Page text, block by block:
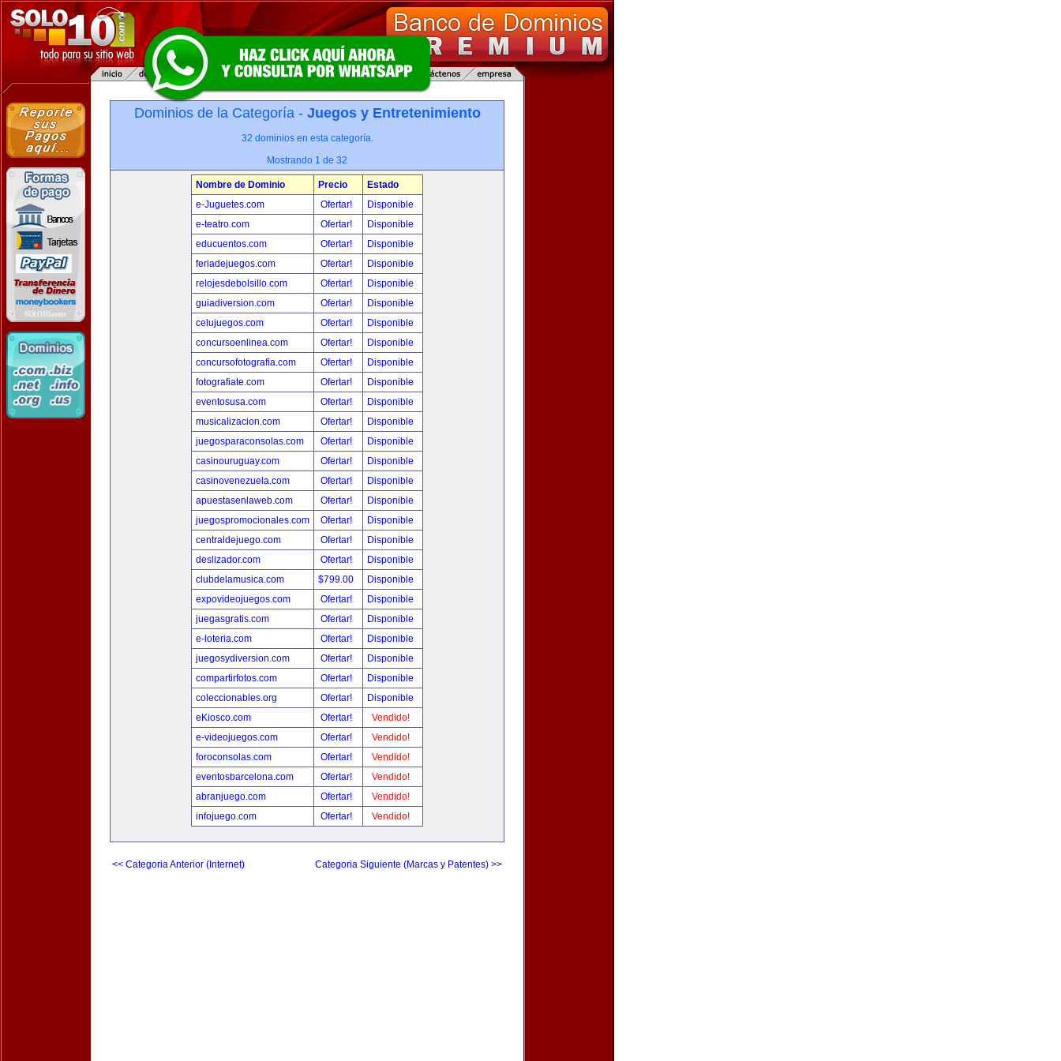
Dominios de la Categoría - Juegos y Entretenimiento
32 dominios en esta categoría.
Mostrando 1 de 32
Nombre de Dominio Precio
Estado
e-Juguetes.com
Ofertar!
Disponible
e-teatro.com
Ofertar!
Disponible
educuentos.com
Ofertar!
Disponible
feriadejuegos.com
Ofertar!
Disponible
relojesdebolsillo.com
Ofertar!
Disponible
guiadiversion.com
Ofertar!
Disponible
celujuegos.com
Ofertar!
Disponible
concursoenlinea.com
Ofertar!
Disponible
concursofotografia.com
Ofertar!
Disponible
fotografiate.com
Ofertar!
Disponible
eventosusa.com
Ofertar!
Disponible
musicalizacion.com
Ofertar!
Disponible
juegosparaconsolas.com
Ofertar!
Disponible
casinouruguay.com
Ofertar!
Disponible
casinovenezuela.com
Ofertar!
Disponible
apuestasenlaweb.com
Ofertar!
Disponible
juegospromocionales.com
Ofertar!
Disponible
centraldejuego.com
Ofertar!
Disponible
deslizador.com
Ofertar!
Disponible
clubdelamusica.com
$799.00
Disponible
expovideojuegos.com
Ofertar!
Disponible
juegasgratis.com
Ofertar!
Disponible
e-loteria.com
Ofertar!
Disponible
juegosydiversion.com
Ofertar!
Disponible
compartirfotos.com
Ofertar!
Disponible
coleccionables.org
Ofertar!
Disponible
eKiosco.com
Ofertar!
Vendido!
e-videojuegos.com
Ofertar!
Vendido!
foroconsolas.com
Ofertar!
Vendido!
eventosbarcelona.com
Ofertar!
Vendido!
abranjuego.com
Ofertar!
Vendido!
infojuego.com
Ofertar! Vendido!
<< Categoria Anterior (Internet) Categoria Siguiente (Marcas y Patentes) >>